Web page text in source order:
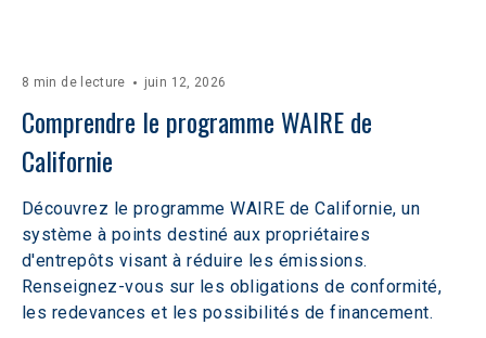
8 min de lecture juin 12, 2026
Comprendre le programme WAIRE de
Californie
Découvrez le programme WAIRE de Californie, un
système à points destiné aux propriétaires
d'entrepôts visant à réduire les émissions.
Renseignez-vous sur les obligations de conformité,
les redevances et les possibilités de financement.